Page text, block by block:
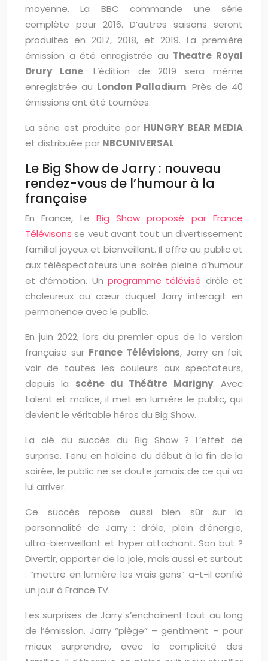
moyenne. La BBC commande une série
complète pour 2016. D’autres saisons seront
produites en 2017, 2018, et 2019. La première
émission a été enregistrée au Theatre Royal
Drury Lane. L’édition de 2019 sera même
enregistrée au London Palladium. Près de 40
émissions ont été tournées.
La série est produite par HUNGRY BEAR MEDIA
et distribuée par NBCUNIVERSAL.
Le Big Show de Jarry : nouveau
rendez-vous de l’humour à la
française
En France, Le Big Show proposé par France
Télévisons se veut avant tout un divertissement
familial joyeux et bienveillant. Il offre au public et
aux téléspectateurs une soirée pleine d’humour
et d’émotion. Un programme télévisé drôle et
chaleureux au cœur duquel Jarry interagit en
permanence avec le public.
En juin 2022, lors du premier opus de la version
française sur France Télévisions, Jarry en fait
voir de toutes les couleurs aux spectateurs,
depuis la scène du Théâtre Marigny. Avec
talent et malice, il met en lumière le public, qui
devient le véritable héros du Big Show.
La clé du succès du Big Show ? L’effet de
surprise. Tenu en haleine du début à la fin de la
soirée, le public ne se doute jamais de ce qui va
lui arriver.
Ce succès repose aussi bien sûr sur la
personnalité de Jarry : drôle, plein d’énergie,
ultra-bienveillant et hyper attachant. Son but ?
Divertir, apporter de la joie, mais aussi et surtout
: “mettre en lumière les vrais gens” a-t-il confié
un jour à France.TV.
Les surprises de Jarry s’enchaînent tout au long
de l’émission. Jarry “piège” – gentiment – pour
mieux surprendre, avec la complicité des